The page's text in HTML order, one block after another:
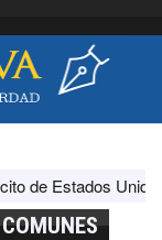
Estados Unidos